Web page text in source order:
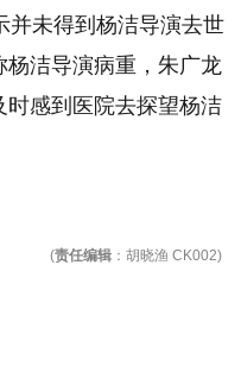
并未得到杨洁导演去世
杨洁导演病重，朱广龙
时感到医院去探望杨洁
(责任编辑 ：胡晓渔 CK002)